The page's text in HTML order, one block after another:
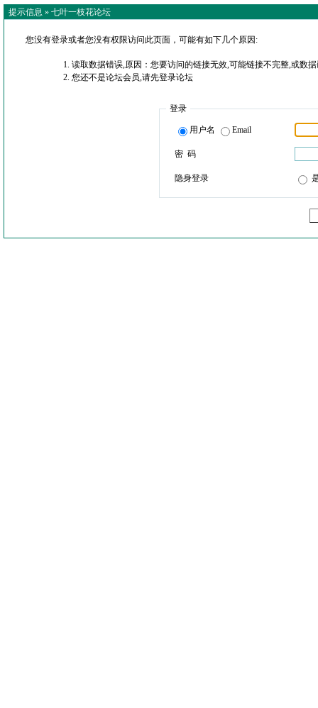
提示信息 » 七叶一枝花论坛
您没有登录或者您没有权限访问此页面，可能有如下几个原因:
读取数据错误,原因：您要访问的链接无效,可能链接不完整,或数
您还不是论坛会员,请先登录论坛
登录
用户名 Email
密 码
隐身登录